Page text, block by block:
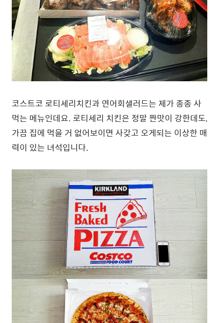
코스트코 로티세리치킨과 연어회샐러드는 제가 종종 사
먹는 메뉴인데요. 로티세리 치킨은 정말 짠맛이 강한데도,
가끔 집에 먹을 거 없어보이면 사갖고 오게되는 이상한 매
력이 있는 녀석입니다.